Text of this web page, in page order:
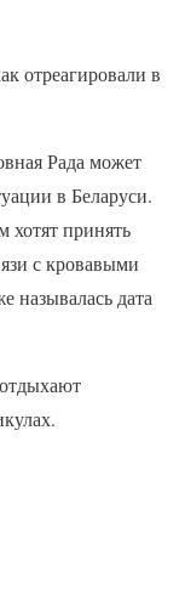
отреагировали в
Рада может
в Беларуси.
принять
с кровавыми
называлась дата